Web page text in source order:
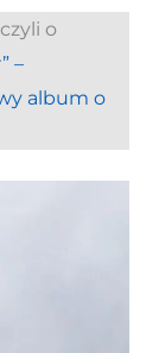
o
–
album o